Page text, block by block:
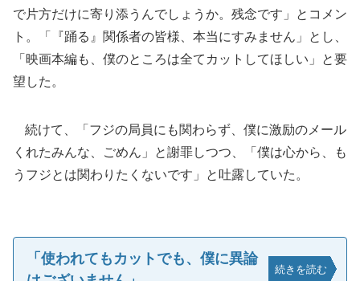
で片方だけに寄り添うんでしょうか。残念です」とコメン
ト。「『踊る』関係者の皆様、本当にすみません」とし、
「映画本編も、僕のところは全てカットしてほしい」と要
望した。
続けて、「フジの局員にも関わらず、僕に激励のメール
くれたみんな、ごめん」と謝罪しつつ、「僕は心から、も
うフジとは関わりたくないです」と吐露していた。
「使われてもカットでも、僕に異論
続きを読む